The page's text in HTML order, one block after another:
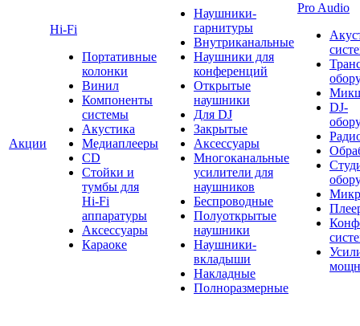
Акции
Hi-Fi
Портативные
колонки
Винил
Компоненты
системы
Акустика
Медиаплееры
CD
Стойки и
тумбы для
Hi-Fi
аппаратуры
Аксессуары
Караоке
Наушники-
гарнитуры
Внутриканальные
Наушники для
конференций
Открытые
наушники
Для DJ
Закрытые
Аксессуары
Многоканальные
усилители для
наушников
Беспроводные
Полуоткрытые
наушники
Наушники-
вкладыши
Накладные
Полноразмерные
Pro Audio
DJ-